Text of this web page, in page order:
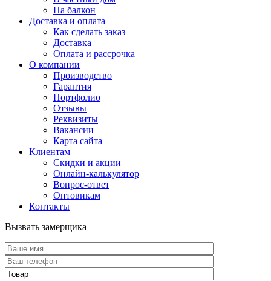
На балкон
Доставка и оплата
Как сделать заказ
Доставка
Оплата и рассрочка
О компании
Производство
Гарантия
Портфолио
Отзывы
Реквизиты
Вакансии
Карта сайта
Клиентам
Скидки и акции
Онлайн-калькулятор
Вопрос-ответ
Оптовикам
Контакты
Вызвать замерщика